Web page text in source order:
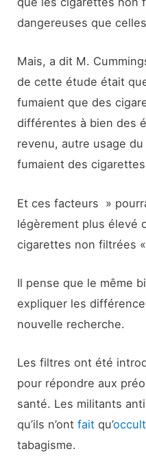
dangereuses que
Mais, a dit M.
de cette étude était
fumaient que des
différentes à bien des
revenu, autre usage
fumaient des
Et ces facteurs »
légèrement plus élevé
cigarettes non filtrées
Il pense que le même
expliquer les
nouvelle recherche.
Les filtres ont été
pour répondre aux
santé. Les militants
qu’ils n’ontfait qu’
tabagisme.